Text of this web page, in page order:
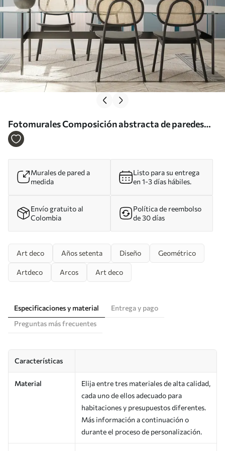
Fotomurales Composición abstracta de paredes
con diseño minimalista Nr. u73099
Murales de pared a
medida
Listo para su entrega
en 1-3 días hábiles.
Envío gratuito al
Colombia
Política de reembolso
de 30 días
Art deco Años setenta Diseño Geométrico
Artdeco Arcos Art deco
Especificaciones y material
Entrega y pago
Preguntas más frecuentes
Características
Material
Elija entre tres materiales de alta calidad,
cada uno de ellos adecuado para
habitaciones y presupuestos diferentes.
Más información a continuación o
durante el proceso de personalización.